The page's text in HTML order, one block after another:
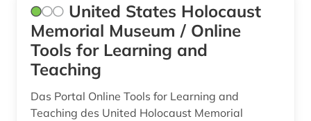
United States Holocaust
Memorial Museum / Online
Tools for Learning and
Teaching
Das Portal Online Tools for Learning and
Teaching des United Holocaust Memorial